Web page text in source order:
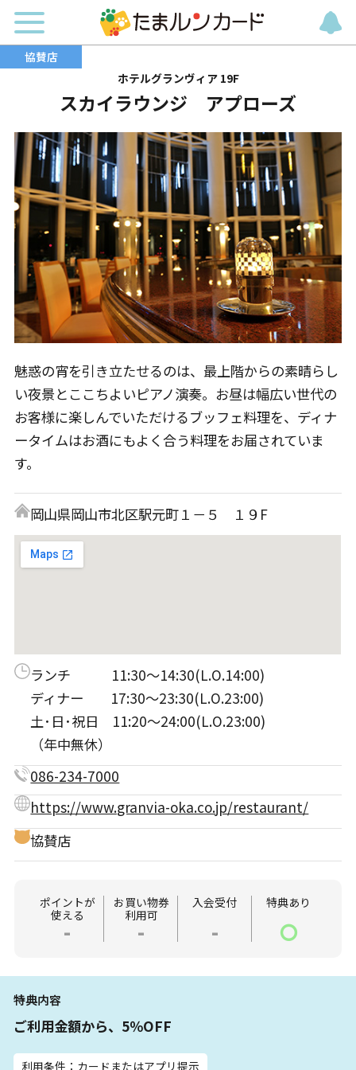
ホテルグランヴィア 19F
スカイラウンジ アプローズ
魅惑の宵を引き立たせるのは、最上階からの素晴らし
い夜景とここちよいピアノ演奏。お昼は幅広い世代の
お客様に楽しんでいただけるブッフェ料理を、ディナ
ータイムはお酒にもよく合う料理をお届されていま
す。
岡山県岡山市北区駅元町１－５ １９F
ランチ 11:30～14:30(L.O.14:00)
ディナー 17:30～23:30(L.O.23:00)
土･日･祝日 11:20～24:00(L.O.23:00)
（年中無休）
086-234-7000
https://www.granvia-oka.co.jp/restaurant/
協賛店
ポイントが
使える
-
お買い物券
利用可
-
入会受付
-
特典あり
〇
特典内容
ご利用金額から、5％OFF
利用条件：カードまたはアプリ提示